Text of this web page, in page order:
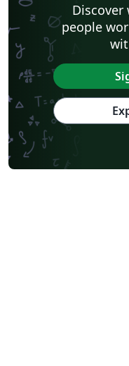
Discover
people